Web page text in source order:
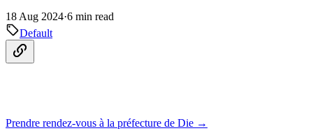
18 Aug 2024·6 min read
Default
Prendre rendez-vous à la préfecture de Die →